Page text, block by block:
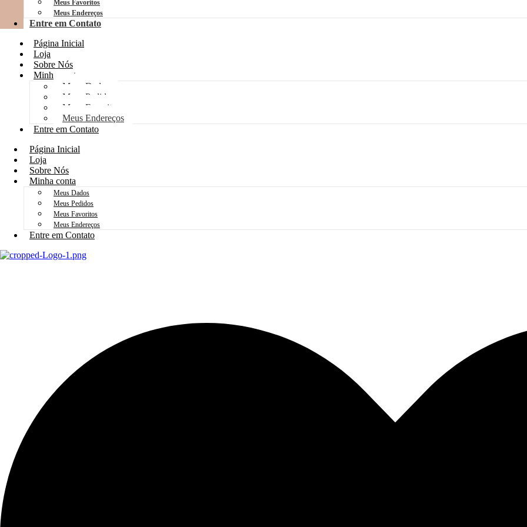
Meus Favoritos
Meus Endereços
Entre em Contato
Página Inicial
Loja
Sobre Nós
Minha conta
Meus Dados
Meus Pedidos
Meus Favoritos
Meus Endereços
Entre em Contato
Página Inicial
Loja
Sobre Nós
Minha conta
Meus Dados
Meus Pedidos
Meus Favoritos
Meus Endereços
Entre em Contato